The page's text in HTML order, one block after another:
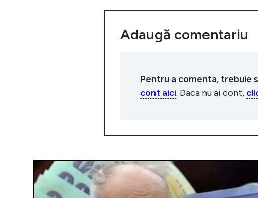
Adaugă comentariu
Pentru a comenta, trebuie
cont aici. Daca nu ai cont,